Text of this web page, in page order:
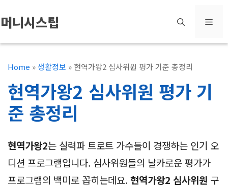
텐
츠
머니시스팁 메
Home »생활정보 »현역가왕2 심사위원 평가 기준 총정리
현역가왕2 심사위원 평가 기
준 총정리
현역가왕2는 실력파 트로트 가수들이 경쟁하는 인기 오
디션 프로그램입니다. 심사위원들의 날카로운 평가가
프로그램의 백미로 꼽히는데요. 현역가왕2 심사위원 구